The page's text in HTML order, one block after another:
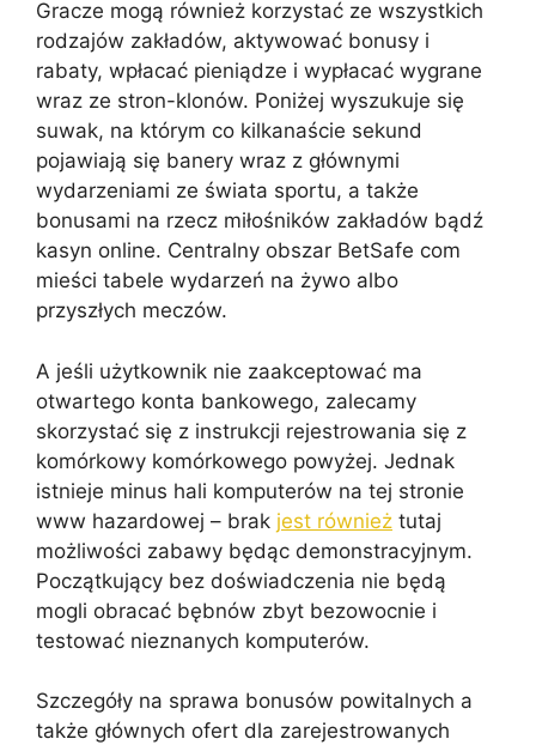
Gracze mogą również korzystać ze wszystkich
rodzajów zakładów, aktywować bonusy i
rabaty, wpłacać pieniądze i wypłacać wygrane
wraz ze stron-klonów. Poniżej wyszukuje się
suwak, na którym co kilkanaście sekund
pojawiają się banery wraz z głównymi
wydarzeniami ze świata sportu, a także
bonusami na rzecz miłośników zakładów bądź
kasyn online. Centralny obszar BetSafe com
mieści tabele wydarzeń na żywo albo
przyszłych meczów.
A jeśli użytkownik nie zaakceptować ma
otwartego konta bankowego, zalecamy
skorzystać się z instrukcji rejestrowania się z
komórkowy komórkowego powyżej. Jednak
istnieje minus hali komputerów na tej stronie
www hazardowej – brak jest również tutaj
możliwości zabawy będąc demonstracyjnym.
Początkujący bez doświadczenia nie będą
mogli obracać bębnów zbyt bezowocnie i
testować nieznanych komputerów.
Szczegóły na sprawa bonusów powitalnych a
także głównych ofert dla zarejestrowanych